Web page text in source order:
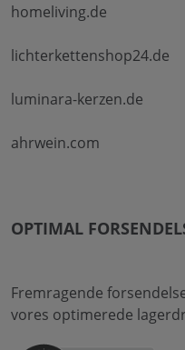
homeliving.de
lichterkettenshop24.de
luminara-kerzen.de
ahrwein.com
OPTIMAL
Fremragende
vores optimerede